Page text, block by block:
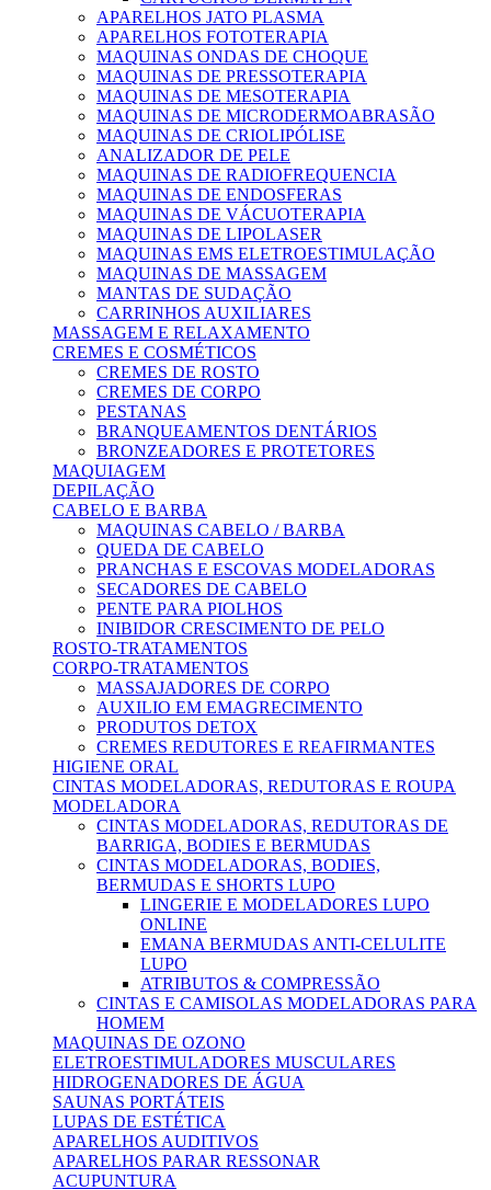
APARELHOS JATO PLASMA
APARELHOS FOTOTERAPIA
MAQUINAS ONDAS DE CHOQUE
MAQUINAS DE PRESSOTERAPIA
MAQUINAS DE MESOTERAPIA
MAQUINAS DE MICRODERMOABRASÃO
MAQUINAS DE CRIOLIPÓLISE
ANALIZADOR DE PELE
MAQUINAS DE RADIOFREQUENCIA
MAQUINAS DE ENDOSFERAS
MAQUINAS DE VÁCUOTERAPIA
MAQUINAS DE LIPOLASER
MAQUINAS EMS ELETROESTIMULAÇÃO
MAQUINAS DE MASSAGEM
MANTAS DE SUDAÇÃO
CARRINHOS AUXILIARES
MASSAGEM E RELAXAMENTO
CREMES E COSMÉTICOS
CREMES DE ROSTO
CREMES DE CORPO
PESTANAS
BRANQUEAMENTOS DENTÁRIOS
BRONZEADORES E PROTETORES
MAQUIAGEM
DEPILAÇÃO
CABELO E BARBA
MAQUINAS CABELO / BARBA
QUEDA DE CABELO
PRANCHAS E ESCOVAS MODELADORAS
SECADORES DE CABELO
PENTE PARA PIOLHOS
INIBIDOR CRESCIMENTO DE PELO
ROSTO-TRATAMENTOS
CORPO-TRATAMENTOS
MASSAJADORES DE CORPO
AUXILIO EM EMAGRECIMENTO
PRODUTOS DETOX
CREMES REDUTORES E REAFIRMANTES
HIGIENE ORAL
CINTAS MODELADORAS, REDUTORAS E ROUPA
MODELADORA
CINTAS MODELADORAS, REDUTORAS DE
BARRIGA, BODIES E BERMUDAS
CINTAS MODELADORAS, BODIES,
BERMUDAS E SHORTS LUPO
LINGERIE E MODELADORES LUPO
ONLINE
EMANA BERMUDAS ANTI-CELULITE
LUPO
ATRIBUTOS & COMPRESSÃO
CINTAS E CAMISOLAS MODELADORAS PARA
HOMEM
MAQUINAS DE OZONO
ELETROESTIMULADORES MUSCULARES
HIDROGENADORES DE ÁGUA
SAUNAS PORTÁTEIS
LUPAS DE ESTÉTICA
APARELHOS AUDITIVOS
APARELHOS PARAR RESSONAR
ACUPUNTURA